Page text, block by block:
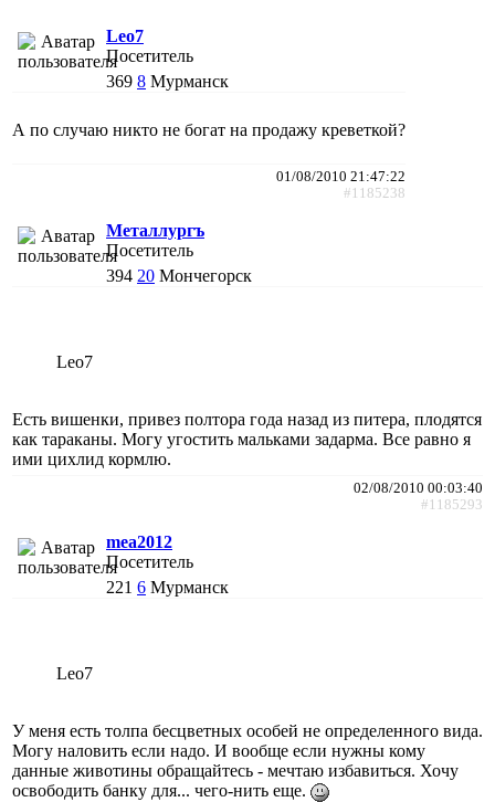
Leo7
Посетитель
369 8 Мурманск
А по случаю никто не богат на продажу креветкой?
01/08/2010 21:47:22
#1185238
Металлургъ
Посетитель
394 20 Мончегорск
Leo7
Есть вишенки, привез полтора года назад из питера, плодятся
как тараканы. Могу угостить мальками задарма. Все равно я
ими цихлид кормлю.
02/08/2010 00:03:40
#1185293
mea2012
Посетитель
221 6 Мурманск
Leo7
У меня есть толпа бесцветных особей не определенного вида.
Могу наловить если надо. И вообще если нужны кому
данные животины обращайтесь - мечтаю избавиться. Хочу
освободить банку для... чего-нить еще.